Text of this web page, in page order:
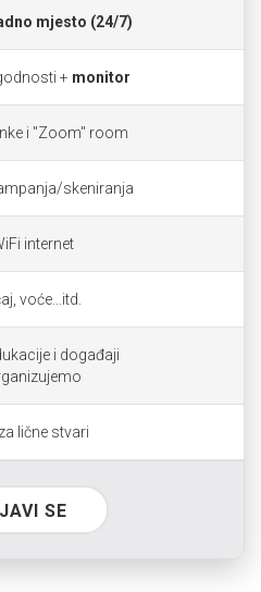
mjesto (24/7)
+ monitor
i "Zoom" room
skeniranja
internet
voće...itd.
i događaji
lične stvari
SE